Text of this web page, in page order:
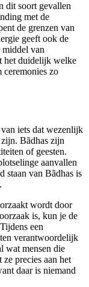
dit soort gevallen
met de
de grenzen van
geeft ook de
middel van
het duidelijk welke
zo
iets dat wezenlijk
zijn. Bãdhas zijn
of geesten.
aanvallen
staan van Bãdhas is
wordt door
is, kun je de
een
verantwoordelijk
wat mensen die
precies aan het
daar is niemand